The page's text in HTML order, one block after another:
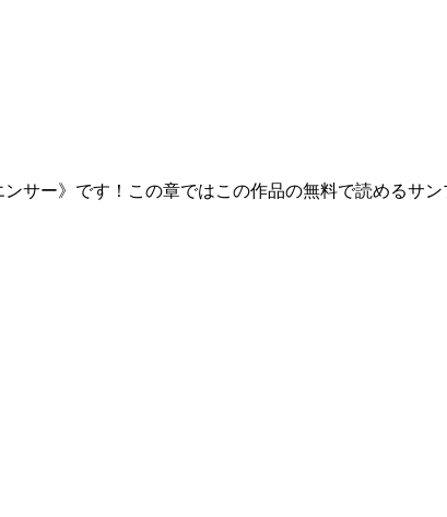
サー》です！この章ではこの作品の無料で読めるサ